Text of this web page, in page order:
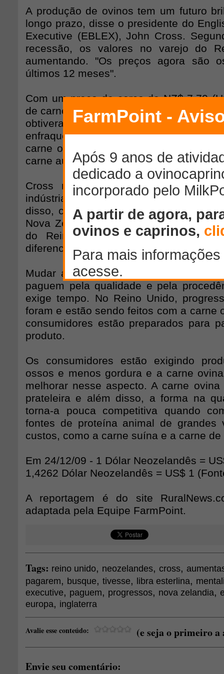
A produção de ovinos tem um futuro
longo prazo, disse o presidente do
Executive (EBLEX), John Cross.
recessão, os valores no varejo do
aumentando. "Os preços agora são
últimos 12 meses".
Com um preço de cerca de NZ$ 7,70
de carne no final do mês passado, os
obtiveram o maior preço dos
enfraquecimento da libra esterlina e a
carne ovina na Europa contribuíram
carne aumentasse.
Cross ressaltou que o mercado
indústria não tivesse estimulado as
disso, comentou que a produção ovina
Nova Zelândia tem muitas
do Reino Unido, fazendo com que
diferencial: a máxima qualidade dos
Mudar a mentalidade dos
paguem pela qualidade e pela
exige tempo. No Reino Unido,
foram e estão sendo feitos com a carne
consumidores estão preparados para
produto.
Os consumidores estão exigindo
ossos e menos gordura e a carne
melhorar nesse aspecto. A carne
prateleira e além disso, a forma na
torna-a pouca competitiva quando
fontes de proteína animal de grandes
custos, como a carne suína e a carne de
Em 24/12/09 - 1 Dólar Neozelandês =
1,4262 Dólar Neozelandês = US$ 1
A reportagem é do site
adaptada pela Equipe FarmPoint.
Tags: reino unido, neozelandes, cross,
pagarem, busque, tivesse, libra esterlina,
executive, paguem, progressos, nova zelandia,
europa, inglaterra
Avalie esse conteúdo: (e seja o primeiro
Envie seu comentário: